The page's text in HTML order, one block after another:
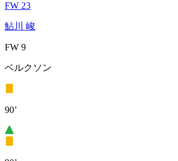
FW 23
鮎川 峻
FW 9
ベルクソン
90’